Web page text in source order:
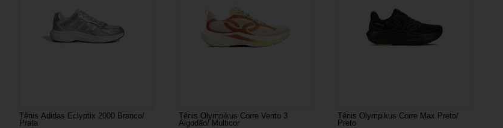
Tênis Adidas Eclyptix 2000 Branco/
Prata
Tênis Olympikus Corre Vento 3
Algodão/ Multicor
Tênis Olympikus Corre Max Preto/
Preto